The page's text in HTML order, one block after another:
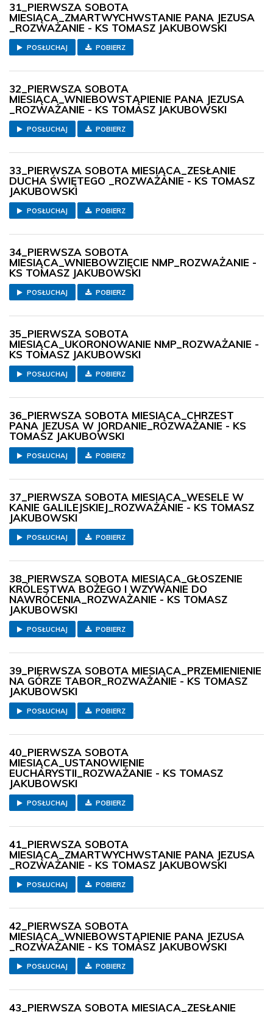
31_PIERWSZA SOBOTA
MIESIĄCA_ZMARTWYCHWSTANIE PANA JEZUSA
_ROZWAŻANIE - KS TOMASZ JAKUBOWSKI
POSŁUCHAJ POBIERZ
32_PIERWSZA SOBOTA
MIESIĄCA_WNIEBOWSTĄPIENIE PANA JEZUSA
_ROZWAŻANIE - KS TOMASZ JAKUBOWSKI
POSŁUCHAJ POBIERZ
33_PIERWSZA SOBOTA MIESIĄCA_ZESŁANIE
DUCHA ŚWIĘTEGO _ROZWAŻANIE - KS TOMASZ
JAKUBOWSKI
POSŁUCHAJ POBIERZ
34_PIERWSZA SOBOTA
MIESIĄCA_WNIEBOWZIĘCIE NMP_ROZWAŻANIE -
KS TOMASZ JAKUBOWSKI
POSŁUCHAJ POBIERZ
35_PIERWSZA SOBOTA
MIESIĄCA_UKORONOWANIE NMP_ROZWAŻANIE -
KS TOMASZ JAKUBOWSKI
POSŁUCHAJ POBIERZ
36_PIERWSZA SOBOTA MIESIĄCA_CHRZEST
PANA JEZUSA W JORDANIE_ROZWAŻANIE - KS
TOMASZ JAKUBOWSKI
POSŁUCHAJ POBIERZ
37_PIERWSZA SOBOTA MIESIĄCA_WESELE W
KANIE GALILEJSKIEJ_ROZWAŻANIE - KS TOMASZ
JAKUBOWSKI
POSŁUCHAJ POBIERZ
38_PIERWSZA SOBOTA MIESIĄCA_GŁOSZENIE
KRÓLESTWA BOŻEGO I WZYWANIE DO
NAWRÓCENIA_ROZWAŻANIE - KS TOMASZ
JAKUBOWSKI
POSŁUCHAJ POBIERZ
39_PIERWSZA SOBOTA MIESIĄCA_PRZEMIENIENIE
NA GÓRZE TABOR_ROZWAŻANIE - KS TOMASZ
JAKUBOWSKI
POSŁUCHAJ POBIERZ
40_PIERWSZA SOBOTA
MIESIĄCA_USTANOWIENIE
EUCHARYSTII_ROZWAŻANIE - KS TOMASZ
JAKUBOWSKI
POSŁUCHAJ POBIERZ
41_PIERWSZA SOBOTA
MIESIĄCA_ZMARTWYCHWSTANIE PANA JEZUSA
_ROZWAŻANIE - KS TOMASZ JAKUBOWSKI
POSŁUCHAJ POBIERZ
42_PIERWSZA SOBOTA
MIESIĄCA_WNIEBOWSTĄPIENIE PANA JEZUSA
_ROZWAŻANIE - KS TOMASZ JAKUBOWSKI
POSŁUCHAJ POBIERZ
43_PIERWSZA SOBOTA MIESIĄCA_ZESŁANIE